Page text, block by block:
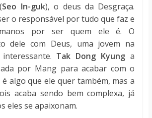
Seo In-guk), o deus da Desgraça.
o responsável por tudo que faz e
por ser quem ele é. O
dele com Deus, uma jovem na
Tak Dong Kyung a
por Mang para acabar com o
algo que ele quer também, mas a
acaba sendo bem complexa, já
eles se apaixonam.